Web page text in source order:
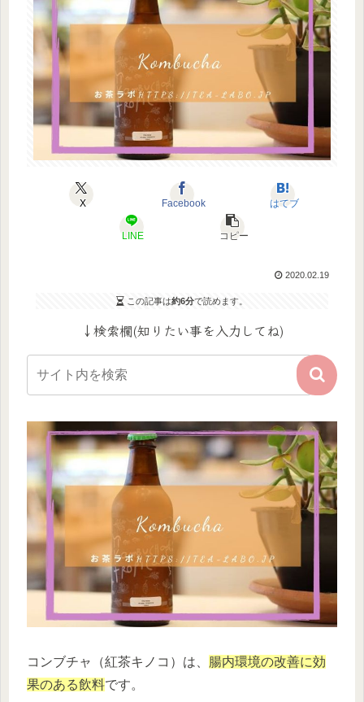
X Facebook はてブ
LINE コピー
2020.02.19
この記事は約6分で読めます。
↓検索欄(知りたい事を入力してね)
コンブチャ（紅茶キノコ）は、
腸内環境の改善に効
果のある飲料です。